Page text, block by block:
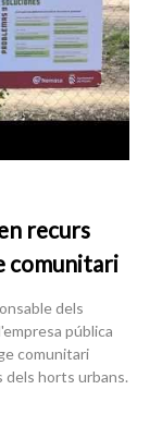
recurs
comunitari
dels
pública
comunitari
dels horts urbans.